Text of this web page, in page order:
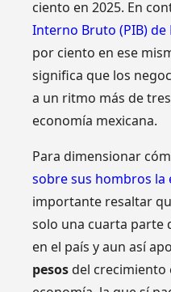
ciento en 2025. En
Interno Bruto (PIB) de
por ciento en ese
significa que los
a un ritmo más de
economía mexicana.
Para dimensionar
sobre sus hombros la
importante resaltar
solo una cuarta parte
en el país y aun así
pesosdel crecimiento